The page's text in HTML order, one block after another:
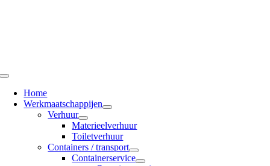
Toggle
NavigationHome
Werkmaatschappijen
Verhuur
Materieelverhuur
Toiletverhuur
Containers / transport
Containerservice